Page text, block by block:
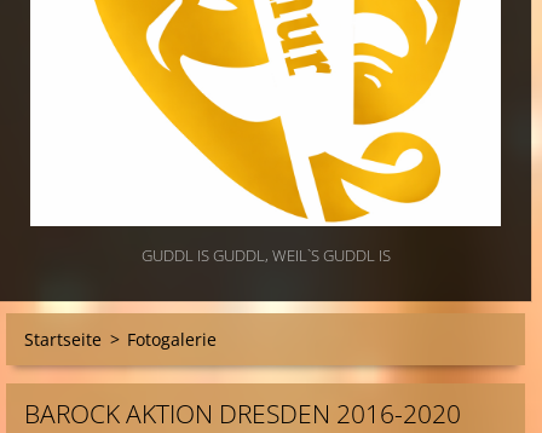
GUDDL IS GUDDL, WEIL`S GUDDL IS
Startseite > Fotogalerie
BAROCK AKTION DRESDEN 2016-2020